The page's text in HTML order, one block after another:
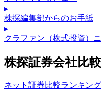
▸
株探編集部からのお手紙
▸
クラファン（株式投資）
株探証券会社比較
ネット証券比較ランキング